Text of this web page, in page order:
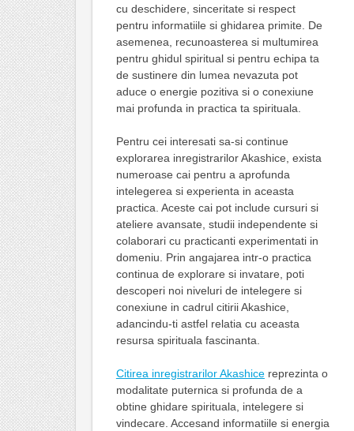
cu deschidere, sinceritate si respect
pentru informatiile si ghidarea primite. De
asemenea, recunoasterea si multumirea
pentru ghidul spiritual si pentru echipa ta
de sustinere din lumea nevazuta pot
aduce o energie pozitiva si o conexiune
mai profunda in practica ta spirituala.
Pentru cei interesati sa-si continue
explorarea inregistrarilor Akashice, exista
numeroase cai pentru a aprofunda
intelegerea si experienta in aceasta
practica. Aceste cai pot include cursuri si
ateliere avansate, studii independente si
colaborari cu practicanti experimentati in
domeniu. Prin angajarea intr-o practica
continua de explorare si invatare, poti
descoperi noi niveluri de intelegere si
conexiune in cadrul citirii Akashice,
adancindu-ti astfel relatia cu aceasta
resursa spirituala fascinanta.
Citirea inregistrarilor Akashicereprezinta o
modalitate puternica si profunda de a
obtine ghidare spirituala, intelegere si
vindecare. Accesand informatiile si energia